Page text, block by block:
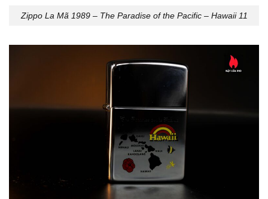
Zippo La Mã 1989 – The Paradise of the Pacific – Hawaii 11